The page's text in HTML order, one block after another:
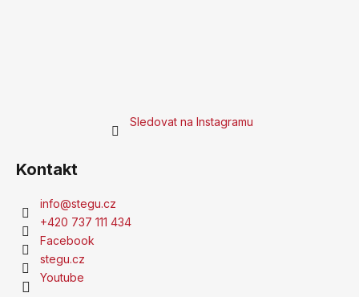
Sledovat na Instagramu
Kontakt
info@stegu.cz
+420 737 111 434
Facebook
stegu.cz
Youtube